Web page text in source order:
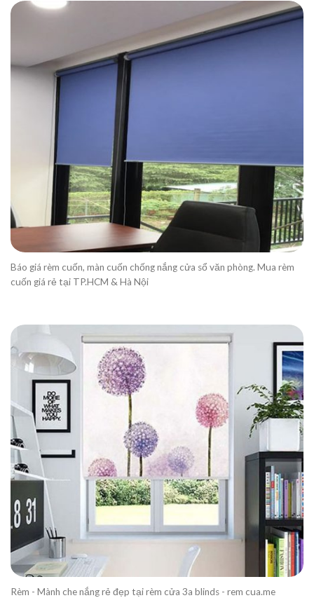
Báo giá rèm cuốn, màn cuốn chống nắng cửa sổ văn phòng. Mua rèm
cuốn giá rẻ tại TP.HCM & Hà Nội
Rèm - Mành che nắng rẻ đẹp tại rèm cửa 3a blinds - rem cua.me